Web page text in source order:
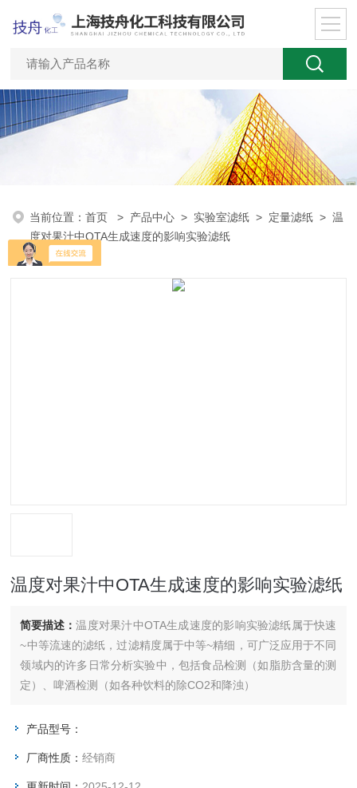
当前位置：首页 > 产品中心 > 实验室滤纸 > 定量滤纸 > 温
度对果汁中OTA生成速度的影响实验滤纸
温度对果汁中OTA生成速度的影响实验滤纸
简要描述：温度对果汁中OTA生成速度的影响实验滤纸属于快速
~中等流速的滤纸，过滤精度属于中等~精细，可广泛应用于不同
领域内的许多日常分析实验中，包括食品检测（如脂肪含量的测
定）、啤酒检测（如各种饮料的除CO2和降浊）
产品型号：
厂商性质：经销商